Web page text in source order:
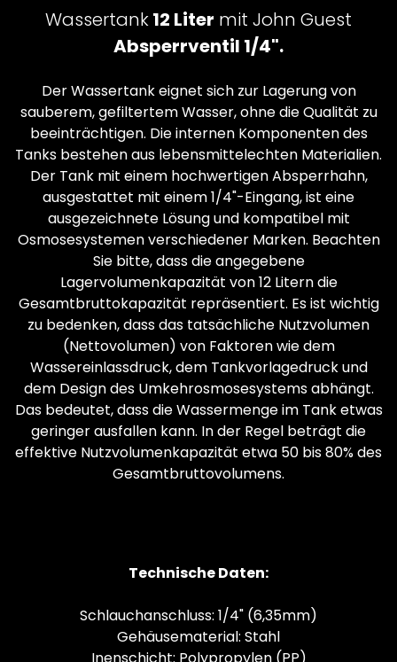
Wassertank12 Liter mit John Guest
Absperrventil 1/4".
Der Wassertank eignet sich zur Lagerung von
sauberem, gefiltertem Wasser, ohne die Qualität zu
beeinträchtigen. Die internen Komponenten des
Tanks bestehen aus lebensmittelechten Materialien.
Der Tank mit einem hochwertigen Absperrhahn,
ausgestattet mit einem 1/4"-Eingang, ist eine
ausgezeichnete Lösung und kompatibel mit
Osmosesystemen verschiedener Marken. Beachten
Sie bitte, dass die angegebene
Lagervolumenkapazität von 12 Litern die
Gesamtbruttokapazität repräsentiert. Es ist wichtig
zu bedenken, dass das tatsächliche Nutzvolumen
(Nettovolumen) von Faktoren wie dem
Wassereinlassdruck, dem Tankvorlagedruck und
dem Design des Umkehrosmosesystems abhängt.
Das bedeutet, dass die Wassermenge im Tank etwas
geringer ausfallen kann. In der Regel beträgt die
effektive Nutzvolumenkapazität etwa 50 bis 80% des
Gesamtbruttovolumens.
Technische Daten:
Schlauchanschluss: 1/4" (6,35mm)
Gehäusematerial: Stahl
Inenschicht: Polypropylen (PP)